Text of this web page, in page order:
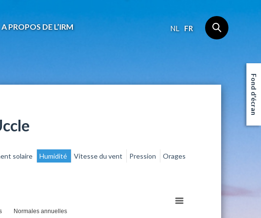
A PROPOS DE L’IRM NL FR
solaire Humidité Vitesse du vent Pression Orages
Normales annuelles
Fond d'écran